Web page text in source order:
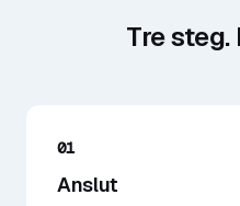
Tre
01
Anslut